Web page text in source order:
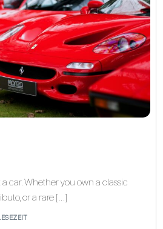
car. Whether you own a classic
or a rare […]